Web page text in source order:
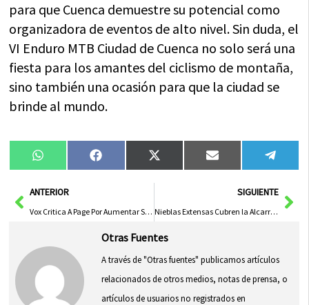
para que Cuenca demuestre su potencial como
organizadora de eventos de alto nivel. Sin duda, el
VI Enduro MTB Ciudad de Cuenca no solo será una
fiesta para los amantes del ciclismo de montaña,
sino también una ocasión para que la ciudad se
brinde al mundo.
Compartir
en
WhatsAppCompartir
en
FacebookCompartir
en
X
(Twitter)
Compartir
en
Email
en
AntANTERIOR
Vox Critica A Page Por Aumentar Su Sueldo Mientras Un Tercio De Los Niños En C-LM Vive En Pobreza Extrema
SIGUIENTE
Nieblas Extensas Cubren la Alcarria por la Mañana
Otras Fuentes
A través de "Otras fuentes" publicamos artículos
relacionados de otros medios, notas de prensa, o
artículos de usuarios no registrados en